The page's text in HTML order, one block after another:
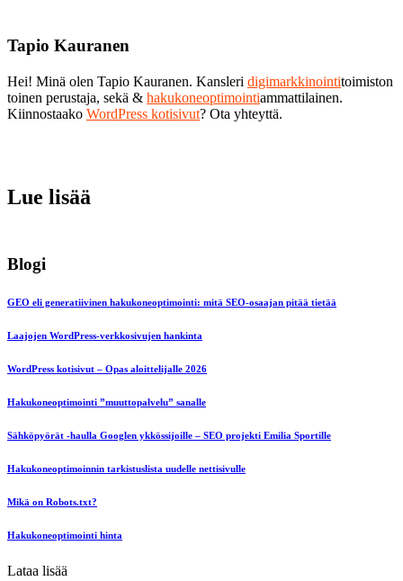
Tapio Kauranen
Hei! Minä olen Tapio Kauranen. Kansleri digimarkkinointitoimiston
toinen perustaja, sekä & hakukoneoptimointiammattilainen.
Kiinnostaako WordPress kotisivut? Ota yhteyttä.
Lue lisää
Blogi
GEO eli generatiivinen hakukoneoptimointi: mitä SEO-osaajan pitää tietää
Laajojen WordPress-verkkosivujen hankinta
WordPress kotisivut – Opas aloittelijalle 2026
Hakukoneoptimointi ”muuttopalvelu” sanalle
Sähköpyörät -haulla Googlen ykkössijoille – SEO projekti Emilia Sportille
Hakukoneoptimoinnin tarkistuslista uudelle nettisivulle
Mikä on Robots.txt?
Hakukoneoptimointi hinta
Lataa lisää